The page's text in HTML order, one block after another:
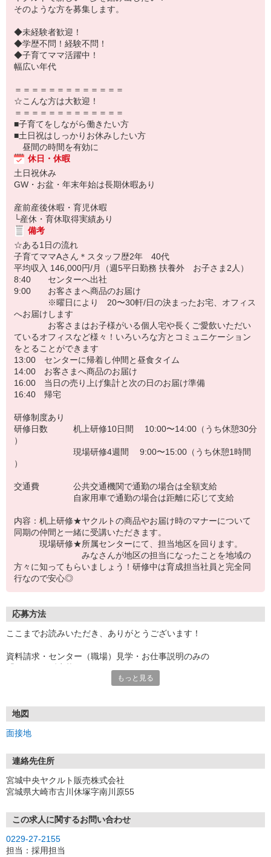
そのような方を募集します。
◆未経験者歓迎！
◆学歴不問！経験不問！
◆子育てママ活躍中！
幅広い年代
＝＝＝＝＝＝＝＝＝＝＝＝＝
☆こんな方は大歓迎！
＝＝＝＝＝＝＝＝＝＝＝＝＝
■子育てをしながら働きたい方
■土日祝はしっかりお休みしたい方
昼間の時間を有効に
休日・休暇
土日祝休み
GW・お盆・年末年始は長期休暇あり
産前産後休暇・育児休暇
└産休・育休取得実績あり
備考
☆ある1日の流れ
子育てママAさん＊スタッフ歴2年 40代
平均収入 146,000円/月（週5平日勤務 扶養外 お子さま2人）
8:40 センターへ出社
9:00 お客さまへ商品のお届け
※曜日により 20〜30軒/日の決まったお宅、オフィス
へお届けします
お客さまはお子様がいる個人宅や長くご愛飲いただい
ているオフィスなど様々！いろいろな方とコミュニケーション
をとることができます
13:00 センターに帰着し仲間と昼食タイム
14:00 お客さまへ商品のお届け
16:00 当日の売り上げ集計と次の日のお届け準備
16:40 帰宅
研修制度あり
研修日数 机上研修10日間 10:00〜14:00（うち休憩30分
）
現場研修4週間 9:00〜15:00（うち休憩1時間
）
交通費 公共交通機関で通勤の場合は全額支給
自家用車で通勤の場合は距離に応じて支給
内容：机上研修★ヤクルトの商品やお届け時のマナーについて
同期の仲間と一緒に受講いただきます。
現場研修★所属センターにて、担当地区を回ります。
みなさんが地区の担当になったことを地域の
方々に知ってもらいましょう！研修中は育成担当社員と完全同
行なので安心◎
応募方法
ここまでお読みいただき、ありがとうございます！
資料請求・センター（職場）見学・お仕事説明のみの
少しでも気になった方は、ぜひぜひご応募くださいね♪
TEL：022-384-8960
【応募後の流れ】
内容を確認し、弊社採用担当社員よりご連絡をします。
（営業日：土日祝日除く）
■センター（保育園）見学
も大歓迎！
専任のスタッフがお仕事についてご説明いたします。
ご不明点や不安な点を解消しながら、フランクにできればと思って
ます。ご不明な点はなんでも聞いてください！
もっと見る
地図
面接地
連絡先住所
宮城中央ヤクルト販売株式会社
宮城県大崎市古川休塚字南川原55
この求人に関するお問い合わせ
0229-27-2155
担当：採用担当